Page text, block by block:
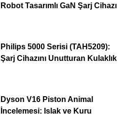
Robot Tasarımlı GaN Şarj Cihazı
Philips 5000 Serisi (TAH5209):
Şarj Cihazını Unutturan Kulaklık
Dyson V16 Piston Animal
İncelemesi: Islak ve Kuru